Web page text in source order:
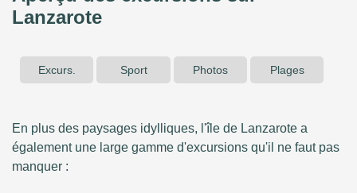
Lanzarote
Excurs. Sport Photos Plages
En plus des paysages idylliques, l'île de Lanzarote a
également une large gamme d'excursions qu'il ne faut pas
manquer :